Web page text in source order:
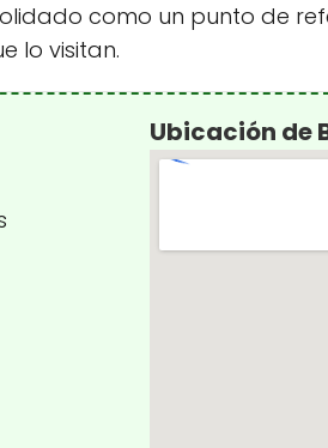
como un punto de
lo visitan.
Ubicación de